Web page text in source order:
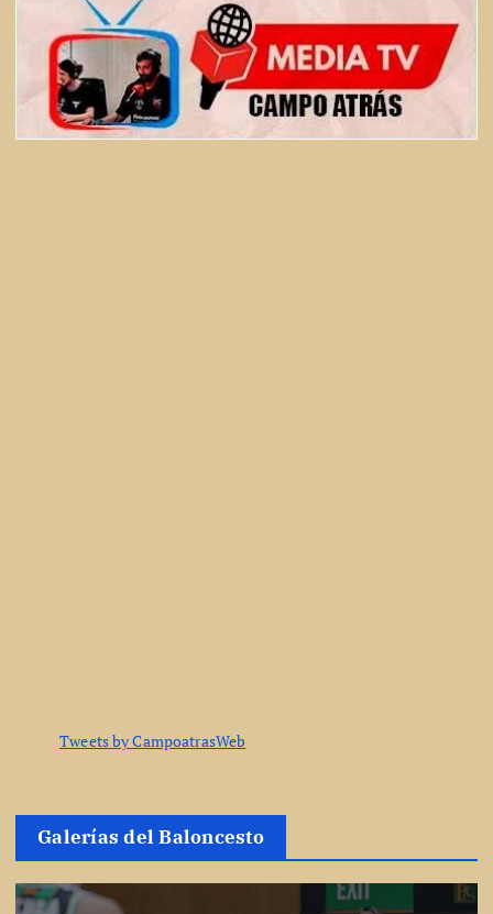
Tweets by CampoatrasWeb
Galerías del Baloncesto